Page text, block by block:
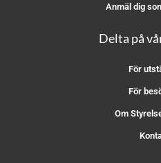
Anmäl dig
Delta på
För
För
Om